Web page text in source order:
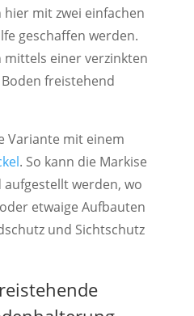
mit zwei einfachen
geschaffen werden.
mittels einer verzinkten
freistehend
Variante mit einem
. So kann die Markise
werden, wo
etwaige Aufbauten
und Sichtschutz